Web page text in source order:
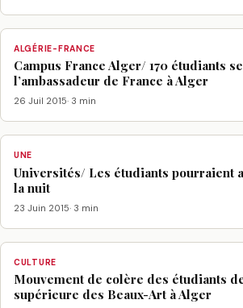
ALGÉRIE-FRANCE
Campus France Alger/ 170 étudiants
l’ambassadeur de France à Alger
26 Juil 2015· 3 min
UNE
Universités/ Les étudiants pourraient
la nuit
23 Juin 2015· 3 min
CULTURE
Mouvement de colère des étudiants
supérieure des Beaux-Art à Alger